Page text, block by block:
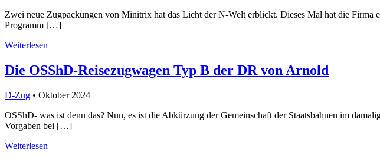
Zwei neue Zugpackungen von Minitrix hat das Licht der N-Welt erblickt. Dieses Mal hat die Firma
Programm […]
Weiterlesen
Die OSShD-Reisezugwagen Typ B der DR von Arnold
D-Zug • Oktober 2024
OSShD- was ist denn das? Nun, es ist die Abkürzung der Gemeinschaft der Staatsbahnen im
Vorgaben bei […]
Weiterlesen